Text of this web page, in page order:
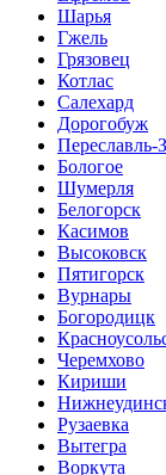
Шарья
Гжель
Грязовец
Котлас
Салехард
Дорогобуж
Переславль-
Бологое
Шумерля
Белогорск
Касимов
Высоковск
Пятигорск
Вурнары
Богородицк
Черемхово
Кириши
Рузаевка
Вытегра
Воркута